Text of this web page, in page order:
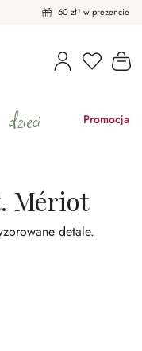
60 zł¹ w prezencie
Masz
dzieci Promocja
Mériot
detale.